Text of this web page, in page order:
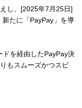
し、[2025年7月25日]
たに「PayPay」を導
ドを経由したPayPay決
もスムーズかつスピ